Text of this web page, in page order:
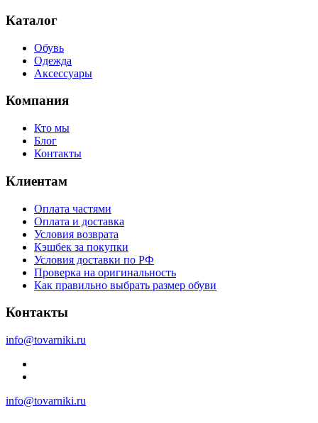
Каталог
Обувь
Одежда
Аксессуары
Компания
Кто мы
Блог
Контакты
Клиентам
Оплата частями
Оплата и доставка
Условия возврата
Кэшбек за покупки
Условия доставки по РФ
Проверка на оригинальность
Как правильно выбрать размер обуви
Контакты
info@tovarniki.ru
info@tovarniki.ru